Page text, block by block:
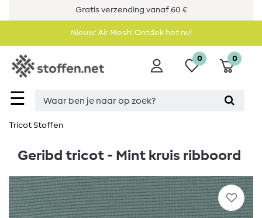
Gratis verzending vanaf 60 €
Nieuw: Air Mesh! Ontdek het nu!
☰
0 0
Tricot Stoffen
Geribd tricot - Mint kruis ribboord